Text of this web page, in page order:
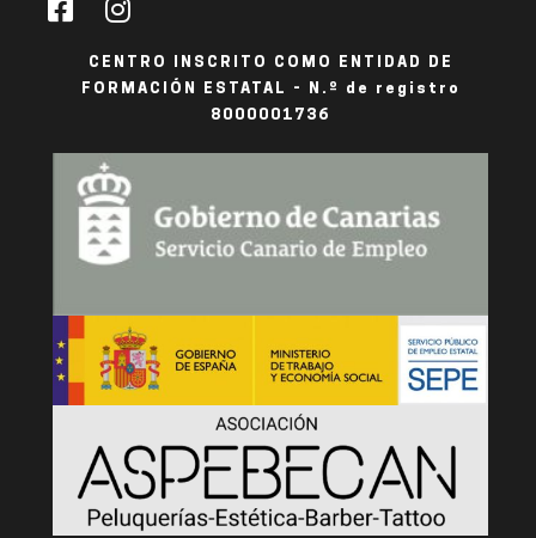
CENTRO INSCRITO COMO ENTIDAD DE
FORMACIÓN ESTATAL - N.º de registro
8000001736